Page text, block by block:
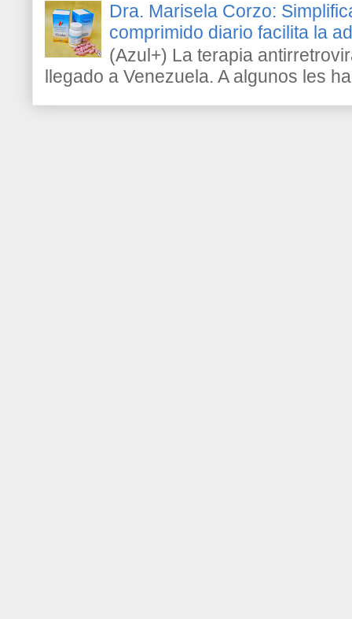
Dra. Marisela Corzo:
comprimido diario facilita la
(Azul+) La terapia
llegado a Venezuela. A algunos les